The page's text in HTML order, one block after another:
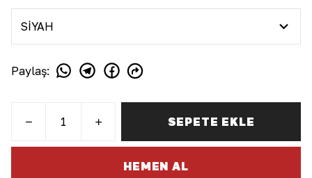
Paylaş:
SEPETE EKLE
HEMEN AL